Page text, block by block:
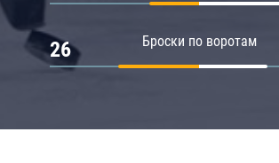
Броски по воротам
26